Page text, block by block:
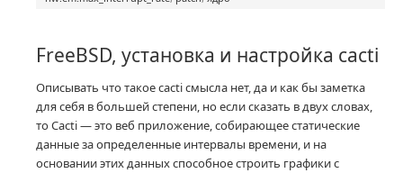
FreeBSD, установка и настройка cacti
Описывать что такое cacti смысла нет, да и как бы заметка
для себя в большей степени, но если сказать в двух словах,
то Cacti — это веб приложение, собирающее статические
данные за определенные интервалы времени, и на
основании этих данных способное строить графики с